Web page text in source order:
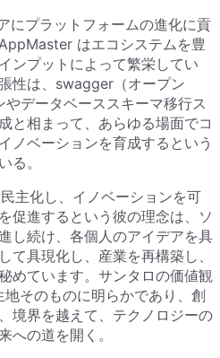
にプラットフォームの進化に貢
はエコシステムを豊
ンプットによって繁栄してい
性は、swagger（オープン
データベーススキーマ移行ス
と相まって、あらゆる場面でコ
ノベーションを育成するという
る。
主化し、イノベーションを可
促進するという彼の理念は、ソ
し続け、各個人のアイデアを具
て具現化し、産業を再構築し、
めています。サンタロの価値観
そのものに明らかであり、創
境界を越えて、テクノロジーの
への道を開く。